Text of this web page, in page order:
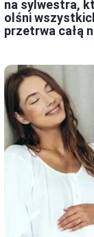
na sylwestra,
olśni
przetrwa całą